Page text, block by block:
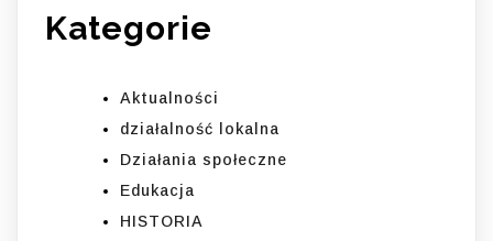
Kategorie
Aktualności
działalność lokalna
Działania społeczne
Edukacja
HISTORIA